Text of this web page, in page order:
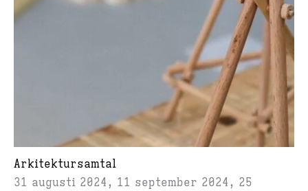
Arkitektursamtal
31 augusti 2024, 11 september 2024, 25